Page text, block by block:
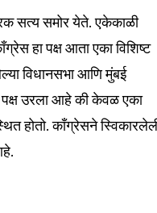
सत्य समोर येते. एकेकाळी
हा पक्ष आता एका विशिष्ट
विधानसभा आणि मुंबई
पक्ष उरला आहे की केवळ एका
होतो. काँग्रेसने